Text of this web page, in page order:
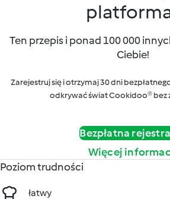
Ten przepis i ponad 100 000
Ciebie!
Zarejestruj się i otrzymaj 30 dni
odkrywać świat Cookidoo® bez
Bezpłatna
Więcej
Poziom trudności
łatwy